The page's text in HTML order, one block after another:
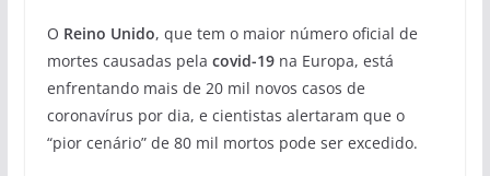
O Reino Unido, que tem o maior número oficial de
mortes causadas pela covid-19na Europa, está
enfrentando mais de 20 mil novos casos de
coronavírus por dia, e cientistas alertaram que o
“pior cenário” de 80 mil mortos pode ser excedido.